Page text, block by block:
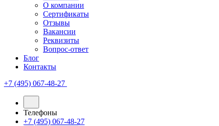
О компании
Сертификаты
Отзывы
Вакансии
Реквизиты
Вопрос-ответ
Блог
Контакты
+7 (495) 067-48-27
Телефоны
+7 (495) 067-48-27